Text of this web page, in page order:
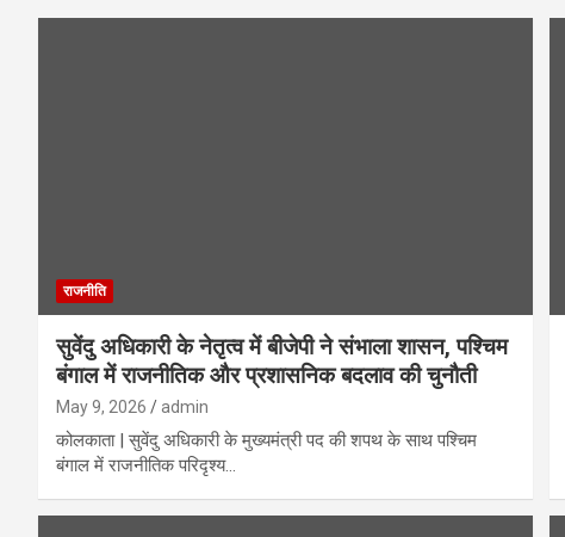
राजनीति
सुवेंदु अधिकारी के नेतृत्व में बीजेपी ने संभाला शासन, पश्चिम
बंगाल में राजनीतिक और प्रशासनिक बदलाव की चुनौती
May 9, 2026 admin
कोलकाता | सुवेंदु अधिकारी के मुख्यमंत्री पद की शपथ के साथ पश्चिम
बंगाल में राजनीतिक परिदृश्य…